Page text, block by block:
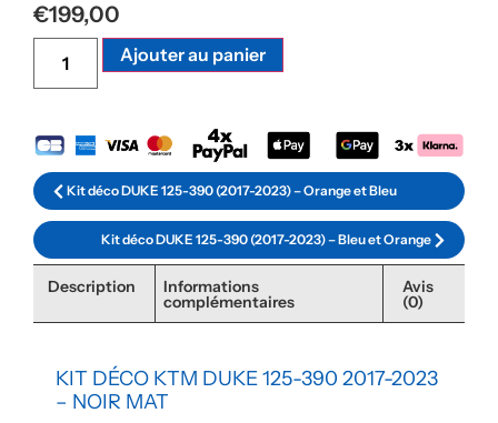
€199,00
Ajouter au panier
Kit déco DUKE 125-390 (2017-2023) – Orange et Bleu
Kit déco DUKE 125-390 (2017-2023) – Bleu et Orange
Description Informations
complémentaires
Avis
(0)
KIT DÉCO KTM DUKE 125-390 2017-2023
– NOIR MAT